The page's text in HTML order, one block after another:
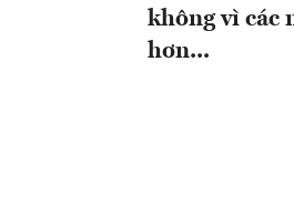
không vì các
hơn...